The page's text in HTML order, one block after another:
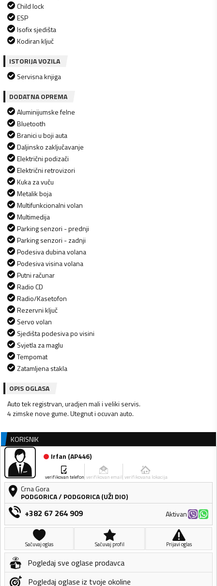
Child lock
ESP
Isofix sjedišta
Kodiran ključ
ISTORIJA VOZILA
Servisna knjiga
DODATNA OPREMA
Aluminijumske felne
Bluetooth
Branici u boji auta
Daljinsko zaključavanje
Električni podizači
Električni retrovizori
Kuka za vuču
Metalik boja
Multifunkcionalni volan
Multimedija
Parking senzori - prednji
Parking senzori - zadnji
Podesiva dubina volana
Podesiva visina volana
Putni računar
Radio CD
Radio/Kasetofon
Rezervni ključ
Servo volan
Sjedišta podesiva po visini
Svjetla za maglu
Tempomat
Zatamljena stakla
OPIS OGLASA
Auto tek registrvan, uradjen mali i veliki servis.
4 zimske nove gume. Utegnut i ocuvan auto.
KORISNIK
Irfan (AP446)
verifikovan telefon verifikovan email verifikovana lokacija
Crna Gora
PODGORICA/ PODGORICA (UŽI DIO)
+382 67 264 909 Aktivan
Sačuvaj oglas Sačuvaj profil Prijavi oglas
Pogledaj sve oglase prodavca
Pogledaj oglase iz tvoje okoline